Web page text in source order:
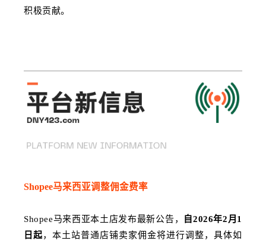
积极贡献。
Shopee马来西亚调整佣金费率
Shopee马来西亚本土店发布最新公告，
自2026年2月1
日起，本土站普通店铺卖家佣金将进行调整，具体如